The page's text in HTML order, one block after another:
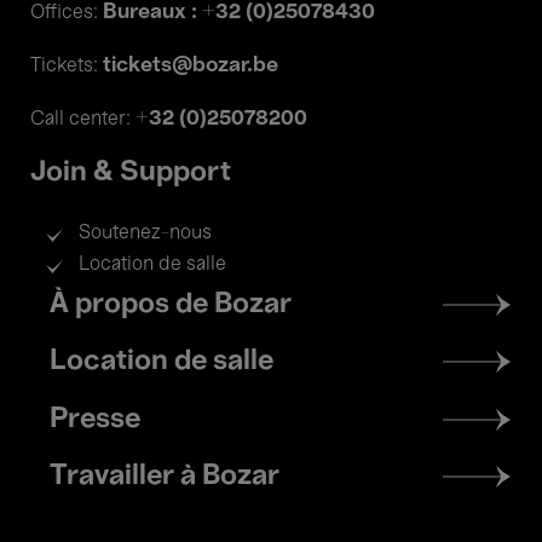
Offices: Bureaux : +32 (0)25078430
Tickets: tickets@bozar.be
Call center: +32 (0)25078200
Join & Support
Soutenez-nous
Location de salle
Footer
menu
À propos de Bozar
Location de salle
Presse
Travailler à Bozar